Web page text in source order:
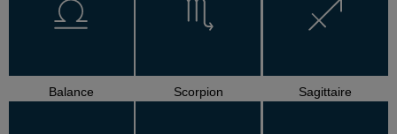
Balance Scorpion Sagittaire